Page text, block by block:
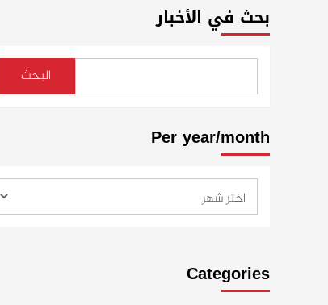
بحث في الأخبار
البحث
Per year/month
Categories